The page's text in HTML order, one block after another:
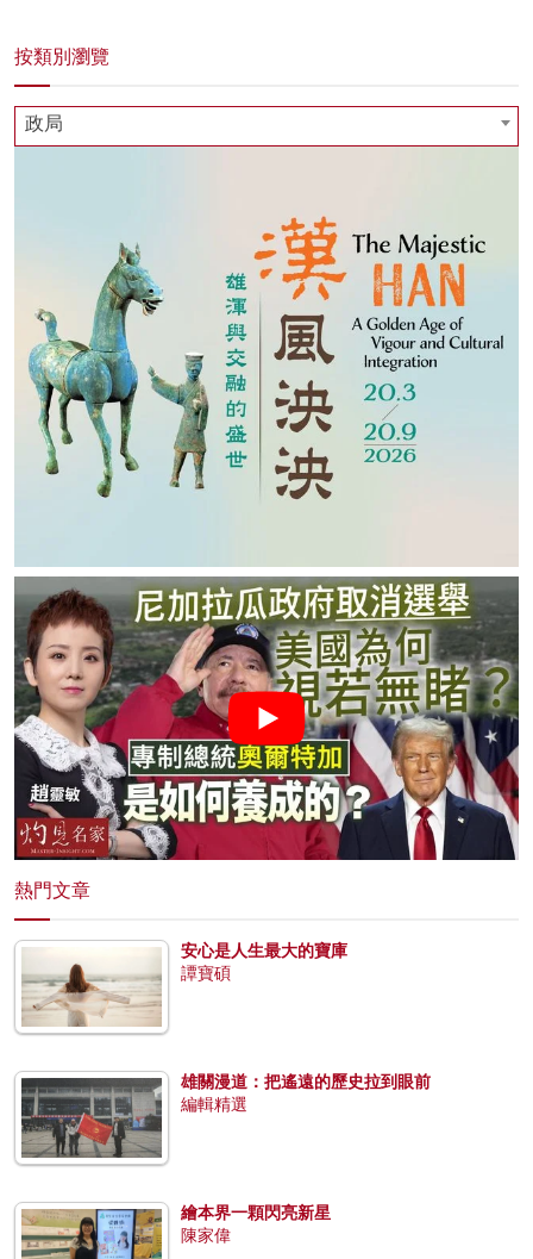
按類別瀏覽
政局
熱門文章
安心是人生最大的寶庫
譚寶碩
雄關漫道：把遙遠的歷史拉到眼前
編輯精選
繪本界一顆閃亮新星
陳家偉